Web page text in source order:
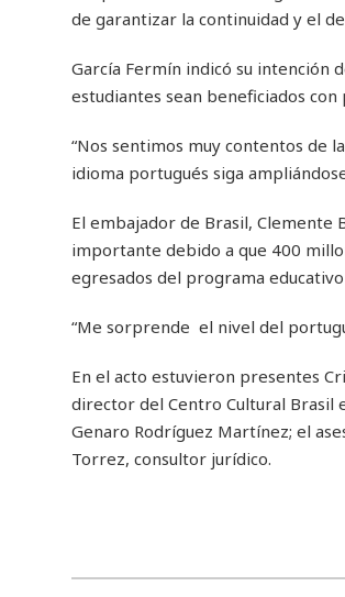
de garantizar la continuidad y el
García Fermín indicó su intención
estudiantes sean beneficiados
“Nos sentimos muy contentos de
idioma portugués siga
El embajador de Brasil, Clemente
importante debido a que 400
egresados del programa
“Me sorprende el nivel del
En el acto estuvieron presentes
director del Centro Cultural Brasil
Genaro Rodríguez Martínez; el
Torrez, consultor jurídico.